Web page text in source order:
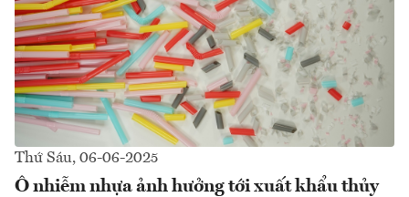
Thứ Sáu, 06-06-2025
Ô nhiễm nhựa ảnh hưởng tới xuất khẩu thủy